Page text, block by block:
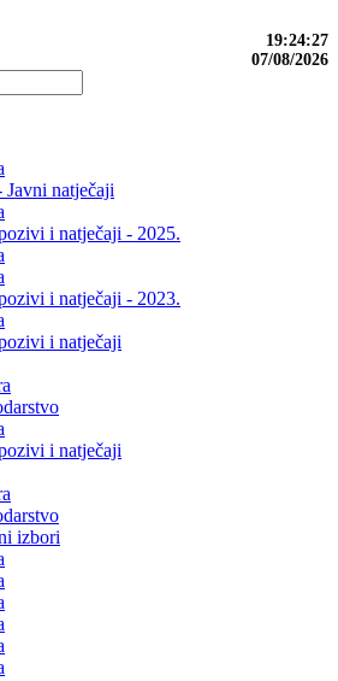
19:24:28
07/08/2026
Javni natječaji
i natječaji - 2025.
i natječaji - 2023.
i natječaji
i natječaji
izbori